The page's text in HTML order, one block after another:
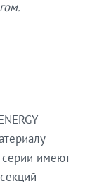
имеют